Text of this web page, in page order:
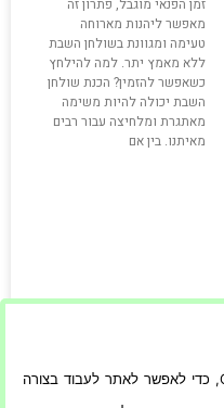
זמן הפנאי מוגבל, פתרון זה
מאפשר ליהנות מארוחה
טעימה ומגוונת בשולחן השבת
ללא מאמץ יתר. למה להילחץ
כשאפשר להזמין? הכנת שולחן
השבת יכולה להיות משימה
מאתגרת ומלחיצה עבור רבים
מאיתנו. בין אם
קרא עוד »
באתר זה אנו משתמשים בקבצי Cookies, כדי לאפשר לאתר לעבוד בצורה